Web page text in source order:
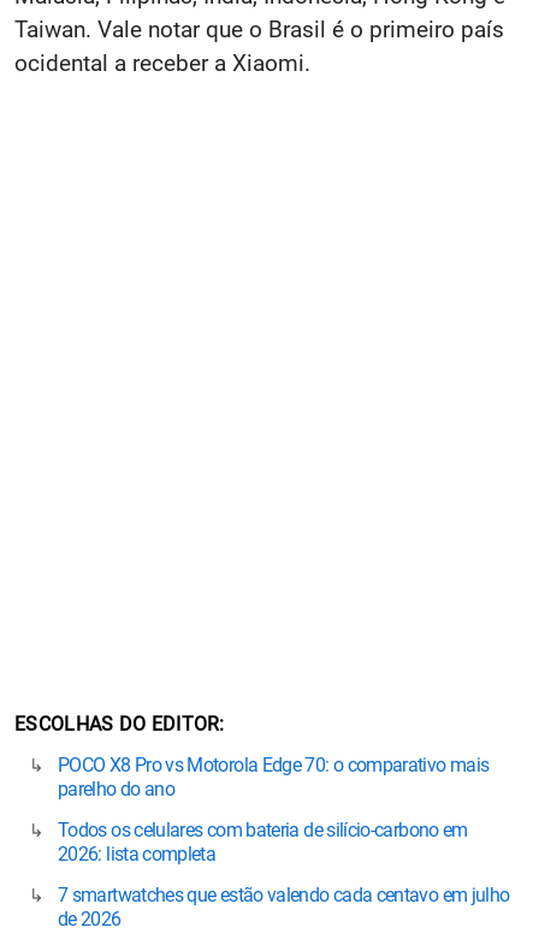
Taiwan. Vale notar que o Brasil é o primeiro país
ocidental a receber a Xiaomi.
ESCOLHAS DO EDITOR
POCO X8 Pro vs Motorola Edge 70: o comparativo mais
parelho do ano
Todos os celulares com bateria de silício-carbono em
2026: lista completa
7 smartwatches que estão valendo cada centavo em julho
de 2026